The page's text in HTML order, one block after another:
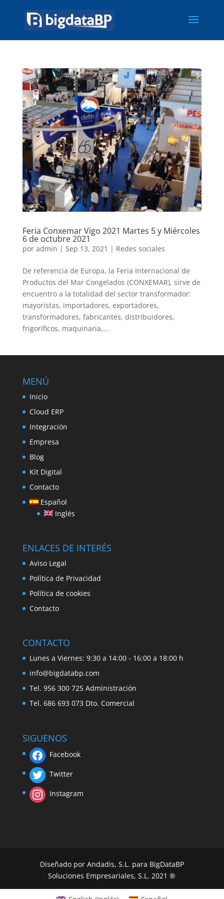
Feria Conxemar Vigo 2021 Martes 5 y Miércoles
6 de octubre 2021
por admin | Sep 13, 2021 | Redes sociales
De referencia de Europa, la Feria Internacional de
Productos del Mar Congelados (CONXEMAR), sirve de
encuentro a la totalidad del sector transformador:
mayoristas, importadores, exportadores,
transformadores, fabricantes, distribuidores,
frigoríficos, maquinaria,...
MENÚ
Inicio
Cloud ERP
Integración
Empresa
Blog
Kit Digital
Contacto
Español
Inglés
ENLACES DE INTERÉS
Aviso Legal
Política de Privacidad
Política de cookies
Contacto
CONTACTO
Lunes a Viernes: 9:30 a 14:00 - 16:00 a 18:00 h
info@bigdatabp.com
Tel. 956 300 725 Administración
Tel. 686 693 073 Dto. Comercial
SIGUENOS
Facebook
Twitter
Instagram
Diseñado por Andadis, S.L. para BigDataBP
Soluciones Empresariales, S.L. 2021 ®